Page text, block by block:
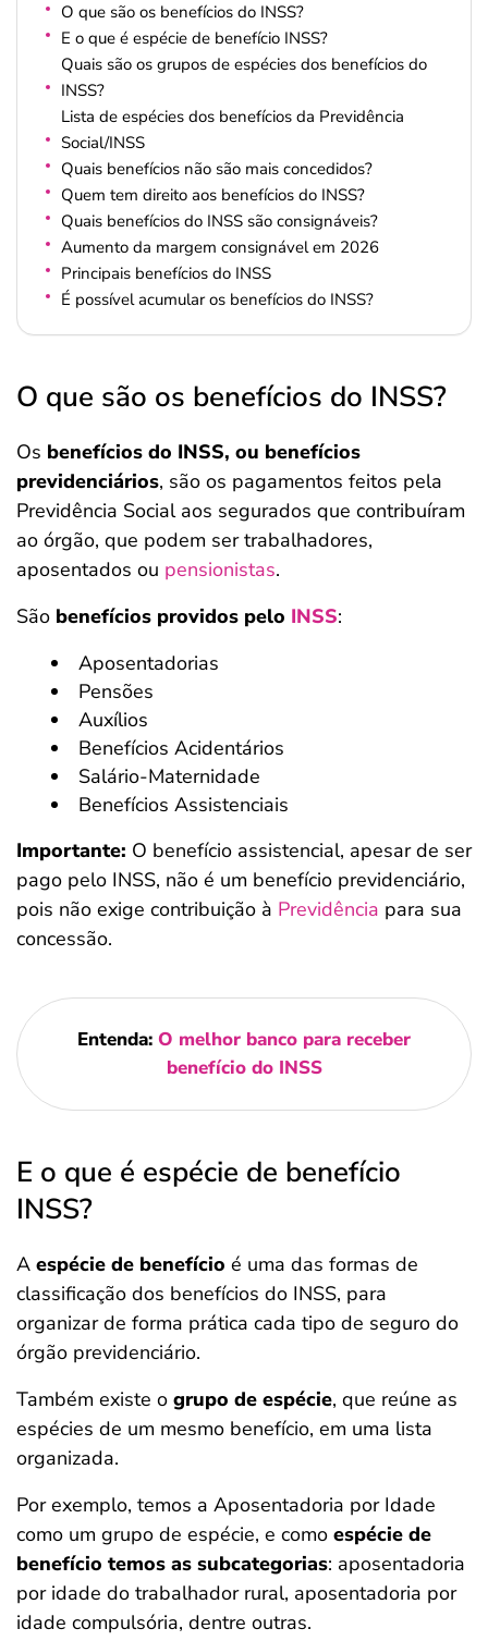
O que são os benefícios do INSS?
E o que é espécie de benefício INSS?
Quais são os grupos de espécies dos benefícios do
INSS?
Lista de espécies dos benefícios da Previdência
Social/INSS
Quais benefícios não são mais concedidos?
Quem tem direito aos benefícios do INSS?
Quais benefícios do INSS são consignáveis?
Aumento da margem consignável em 2026
Principais benefícios do INSS
É possível acumular os benefícios do INSS?
O que são os benefícios do INSS?
Os benefícios do INSS, ou benefícios
previdenciários, são os pagamentos feitos pela
Previdência Social aos segurados que contribuíram
ao órgão, que podem ser trabalhadores,
aposentados ou pensionistas.
São benefícios providos pelo INSS:
Aposentadorias
Pensões
Auxílios
Benefícios Acidentários
Salário-Maternidade
Benefícios Assistenciais
Importante: O benefício assistencial, apesar de ser
pago pelo INSS, não é um benefício previdenciário,
pois não exige contribuição à Previdência para sua
concessão.
Entenda: O melhor banco para receber
benefício do INSS
E o que é espécie de benefício
INSS?
A espécie de benefício é uma das formas de
classificação dos benefícios do INSS, para
organizar de forma prática cada tipo de seguro do
órgão previdenciário.
Também existe o grupo de espécie, que reúne as
espécies de um mesmo benefício, em uma lista
organizada.
Por exemplo, temos a Aposentadoria por Idade
como um grupo de espécie, e como espécie de
benefício temos as subcategorias: aposentadoria
por idade do trabalhador rural, aposentadoria por
idade compulsória, dentre outras.